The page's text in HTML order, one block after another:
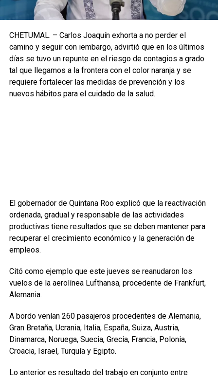
CHETUMAL. – Carlos Joaquín exhorta a no perder el
camino y seguir con iembargo, advirtió que en los últimos
días se tuvo un repunte en el riesgo de contagios a grado
tal que llegamos a la frontera con el color naranja y se
requiere fortalecer las medidas de prevención y los
nuevos hábitos para el cuidado de la salud.
El gobernador de Quintana Roo explicó que la reactivación
ordenada, gradual y responsable de las actividades
productivas tiene resultados que se deben mantener para
recuperar el crecimiento económico y la generación de
empleos.
Citó como ejemplo que este jueves se reanudaron los
vuelos de la aerolínea Lufthansa, procedente de Frankfurt,
Alemania.
A bordo venían 260 pasajeros procedentes de Alemania,
Gran Bretaña, Ucrania, Italia, España, Suiza, Austria,
Dinamarca, Noruega, Suecia, Grecia, Francia, Polonia,
Croacia, Israel, Turquía y Egipto.
Lo anterior es resultado del trabajo en conjunto entre